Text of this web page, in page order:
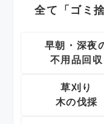
全て「ゴミ
早朝・深夜
不用品回収
草刈り
木の伐採